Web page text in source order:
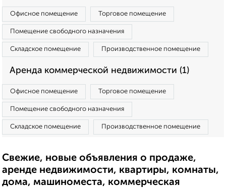
Офисное помещение Торговое помещение
Помещение свободного назначения
Складское помещение Производственное помещение
Аренда коммерческой недвижимости (1)
Офисное помещение Торговое помещение
Помещение свободного назначения
Складское помещение Производственное помещение
Свежие, новые объявления о продаже,
аренде недвижимости, квартиры, комнаты,
дома, машиноместа, коммерческая